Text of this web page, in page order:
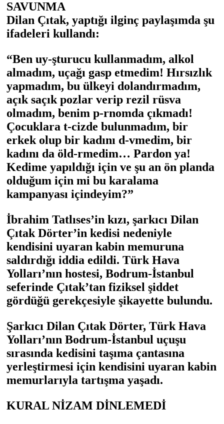
SAVUNMA
Dilan Çıtak, yaptığı ilginç paylaşımda şu
ifadeleri kullandı:
“Ben uy-şturucu kullanmadım, alkol
almadım, uçağı gasp etmedim! Hırsızlık
yapmadım, bu ülkeyi dolandırmadım,
açık saçık pozlar verip rezil rüsva
olmadım, benim p-rnomda çıkmadı!
Çocuklara t-cizde bulunmadım, bir
erkek olup bir kadını d-vmedim, bir
kadını da öld-rmedim… Pardon ya!
Kedime yapıldığı için ve şu an ön planda
olduğum için mi bu karalama
kampanyası içindeyim?”
İbrahim Tatlıses’in kızı, şarkıcı Dilan
Çıtak Dörter’in kedisi nedeniyle
kendisini uyaran kabin memuruna
saldırdığı iddia edildi. Türk Hava
Yolları’nın hostesi, Bodrum-İstanbul
seferinde Çıtak’tan fiziksel şiddet
gördüğü gerekçesiyle şikayette bulundu.
Şarkıcı Dilan Çıtak Dörter, Türk Hava
Yolları’nın Bodrum-İstanbul uçuşu
sırasında kedisini taşıma çantasına
yerleştirmesi için kendisini uyaran kabin
memurlarıyla tartışma yaşadı.
KURAL NİZAM DİNLEMEDİ